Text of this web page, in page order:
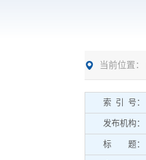
当前位置：
索 引 号：
发布机构：
标 题：